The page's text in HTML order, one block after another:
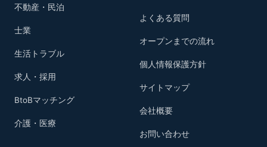
不動産・民泊
士業
生活トラブル
求人・採用
BtoBマッチング
介護・医療
よくある質問
オープンまでの流れ
個人情報保護方針
サイトマップ
会社概要
お問い合わせ